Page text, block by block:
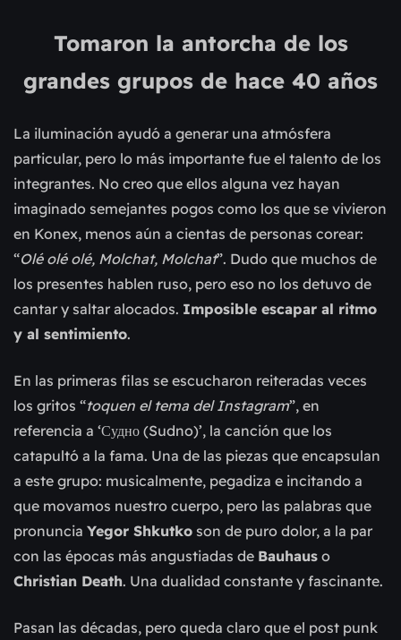
Tomaron la antorcha de los
grandes grupos de hace 40 años
La iluminación ayudó a generar una atmósfera
particular, pero lo más importante fue el talento de los
integrantes. No creo que ellos alguna vez hayan
imaginado semejantes pogos como los que se vivieron
en Konex, menos aún a cientas de personas corear:
“Olé olé olé, Molchat, Molchat”. Dudo que muchos de
los presentes hablen ruso, pero eso no los detuvo de
cantar y saltar alocados. Imposible escapar al ritmo
y al sentimiento.
En las primeras filas se escucharon reiteradas veces
los gritos “toquen el tema del Instagram”, en
referencia a ‘Судно (Sudno)’, la canción que los
catapultó a la fama. Una de las piezas que encapsulan
a este grupo: musicalmente, pegadiza e incitando a
que movamos nuestro cuerpo, pero las palabras que
pronuncia Yegor Shkutko son de puro dolor, a la par
con las épocas más angustiadas de Bauhaus o
Christian Death. Una dualidad constante y fascinante.
Pasan las décadas, pero queda claro que el post punk